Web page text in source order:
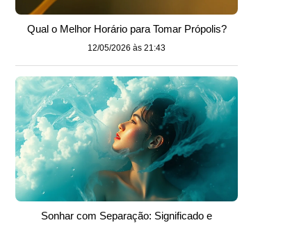
Qual o Melhor Horário para Tomar Própolis?
12/05/2026 às 21:43
Sonhar com Separação: Significado e